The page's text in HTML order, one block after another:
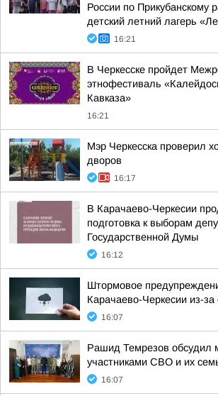
России по Прикубанскому
детский летний лагерь
16:21
В Черкесске пройдет
этнофестиваль
Кавказа»
16:21
Мэр Черкесска проверил
дворов
16:17
В Карачаево-Черкесии
подготовка к выборам
Государственной Думы
16:12
Штормовое
Карачаево-Черкесии из-
16:07
Рашид Темрезов обсудил
участниками СВО и их
16:07